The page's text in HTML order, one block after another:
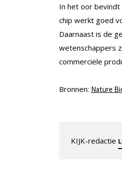
In het oor
chip werkt goed
Daarnaast is de
wetenschappers
commerciële
Bronnen: Nature
KIJK-redactie